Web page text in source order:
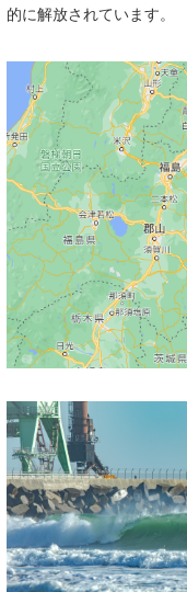
的に解放されています。